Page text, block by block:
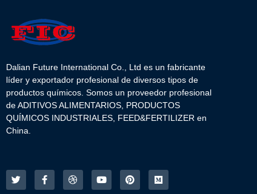
Dalian Future International Co., Ltd es un fabricante
líder y exportador profesional de diversos tipos de
productos químicos. Somos un proveedor profesional
de ADITIVOS ALIMENTARIOS, PRODUCTOS
QUÍMICOS INDUSTRIALES, FEED&FERTILIZER en
China.